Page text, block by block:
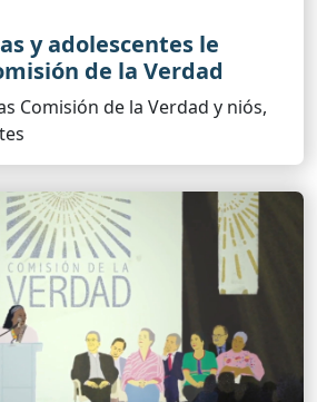
y adolescentes le
de la Verdad
Comisión de la Verdad y niós,